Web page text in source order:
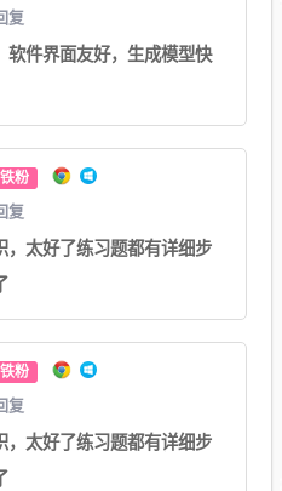
复
软件界面友好，生成模型快
铁粉
复
，太好了练习题都有详细步
铁粉
复
，太好了练习题都有详细步